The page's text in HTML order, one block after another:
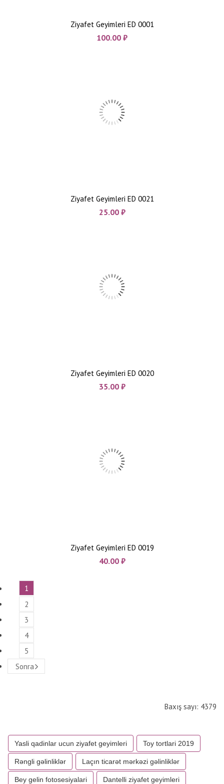
Ziyafet Geyimleri ED 0001
100.00 ₼
Ziyafet Geyimleri ED 0021
25.00 ₼
Ziyafet Geyimleri ED 0020
35.00 ₼
Ziyafet Geyimleri ED 0019
40.00 ₼
1
2
3
4
5
Sonra
Baxış sayı: 4379
Yasli qadinlar ucun ziyafet geyimleri Toy tortlari 2019
Rəngli gəlinliklər Laçın ticarət mərkəzi gəlinliklər
Bey gelin fotosesiyalari Dantelli ziyafet geyimleri